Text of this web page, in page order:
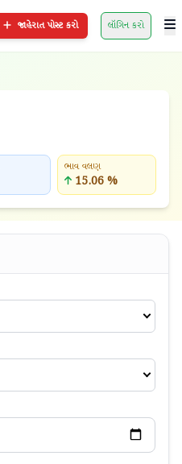
જાહેરાત પોસ્ટ કરો લૉગિન કરો
ભાવ વલણ
15.06 %